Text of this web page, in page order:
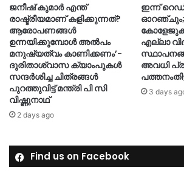
ജനീഷ് കുമാർ എന്ത്
രാഷ്ട്രീയമാണ് കളിക്കുന്നത്?
ആരോപണങ്ങൾ
ഉന്നയിക്കുമ്പോൾ അൽപം
മനുഷ്യത്വം കാണിക്കണം’-
ദുരിതാശ്വാസ ക്യാംപുകള്‍
സന്ദര്‍ശിച്ച ചിത്രങ്ങള്‍
പുറത്തുവിട്ട് മന്ത്രി പി സി
വിഷ്ണുനാഥ്
2 days ago
ഇന്ന്
എല്ലാ
അവധി
3 days
Find us on Facebook